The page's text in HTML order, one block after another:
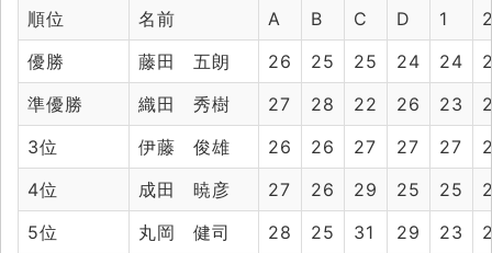
順位
名前 A B C D 1
優勝
藤田 五朗 26 25 25 24 24
準優勝
織田 秀樹 27 28 22 26 23
3位
伊藤 俊雄 26 26 27 27 27
4位
成田 暁彦 27 26 29 25 25
5位
丸岡 健司 28 25 31 29 23